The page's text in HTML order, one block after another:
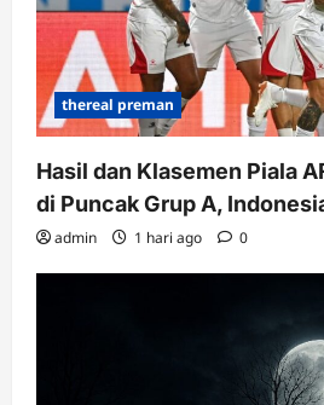
thereal preman
Hasil dan Klasemen Piala
di Puncak Grup A,
admin 1 hari ago 0